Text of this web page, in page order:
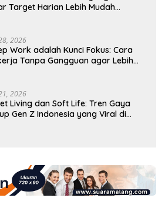
Target Harian Lebih Mudah
2026
Work adalah Kunci Fokus: Cara
Tanpa Gangguan agar Lebih
2026
Living dan Soft Life: Tren Gaya
Gen Z Indonesia yang Viral di